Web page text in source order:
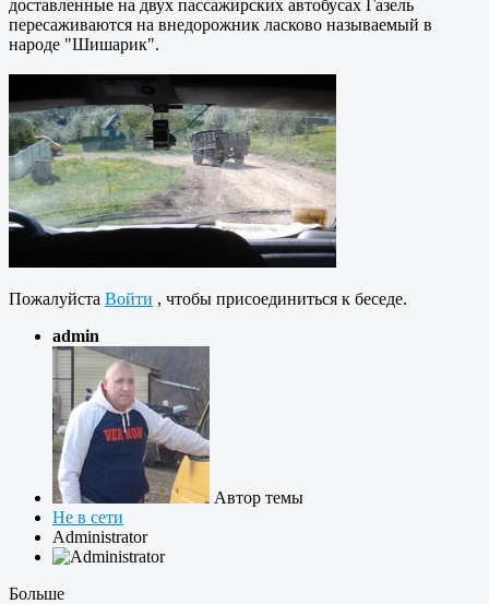
доставленные на двух пассажирских автобусах Газель
пересаживаются на внедорожник ласково называемый в
народе "Шишарик".
Пожалуйста Войти , чтобы присоединиться к беседе.
admin
Автор темы
Не в сети
Administrator
Больше